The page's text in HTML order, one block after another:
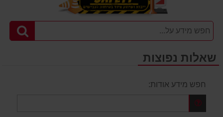
שאלות נפוצות
חפש מידע אודות: